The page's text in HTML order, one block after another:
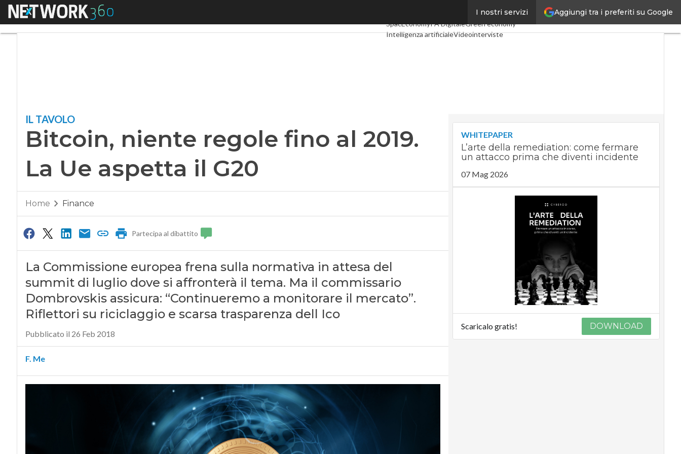
Aggiungi tra i preferiti su Google
I nostri servizi
Menu Digital Economy TelcoIndustria 4.0
SpacEconomyPA DigitaleGreen economy
Intelligenza artificialeVideointerviste
IL TAVOLO
Bitcoin, niente regole fino al 2019.
La Ue aspetta il G20
Home Finance
Partecipa al dibattito
La Commissione europea frena sulla normativa in attesa del
summit di luglio dove si affronterà il tema. Ma il commissario
Dombrovskis assicura: “Continueremo a monitorare il mercato”.
Riflettori su riciclaggio e scarsa trasparenza dell Ico
Pubblicato il 26 Feb 2018
F. Me
WHITEPAPER
L’arte della remediation: come fermare
un attacco prima che diventi incidente
07 Mag 2026
Scaricalo gratis! DOWNLOAD